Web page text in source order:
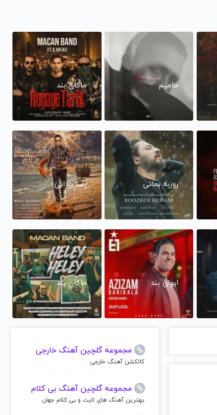
حامیم ماکان بند
روزبه بمانی رضا یزدانی
ایوان بند ماکان بند
مجموعه گلچین آهنگ خارجی
کالکشن آهنگ خارجی
مجموعه گلچین آهنگ بی کلام
بهترین آهنگ های لایت و بی کلام جهان